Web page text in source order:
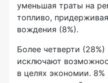
уменьшая траты на
топливо,
вождения (8%).
Более четверти
исключают
в целях экономии. 8%